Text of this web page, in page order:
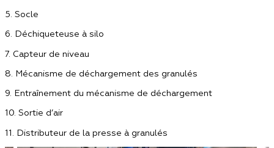
5. Socle
6. Déchiqueteuse à silo
7. Capteur de niveau
8. Mécanisme de déchargement des granulés
9. Entraînement du mécanisme de déchargement
10. Sortie d’air
11. Distributeur de la presse à granulés